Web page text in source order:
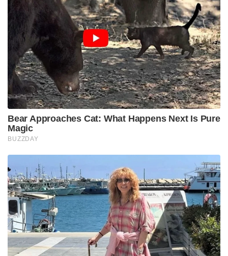
Bear Approaches Cat: What Happens Next Is Pure
Magic
BUZZDAY